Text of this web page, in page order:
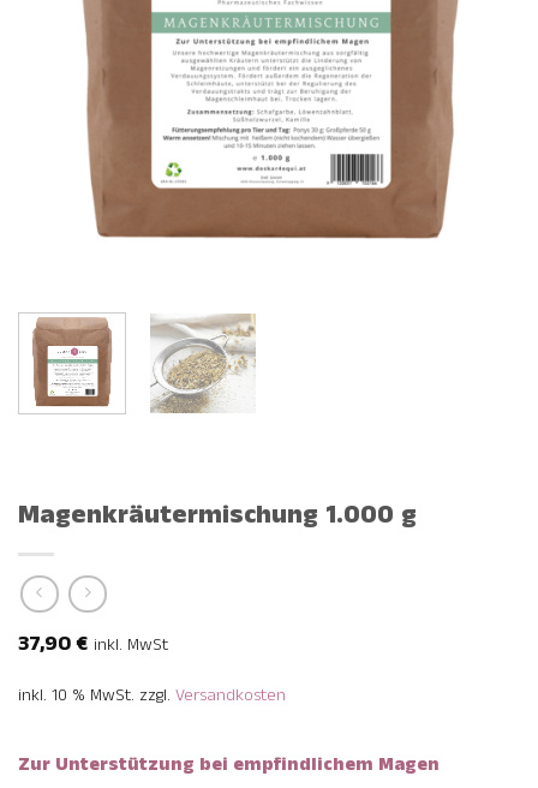
Magenkräutermischung 1.000 g
37,90€ inkl. MwSt
inkl. 10 % MwSt. zzgl. Versandkosten
Zur Unterstützung bei empfindlichem Magen